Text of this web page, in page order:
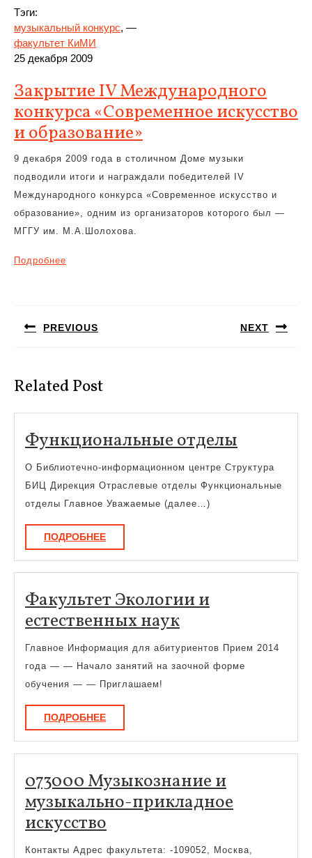
Тэги:
музыкальный конкурс, —
факультет КиМИ
25 декабря 2009
Закрытие IV Международного
конкурса «Современное искусство
и образование»
9 декабря 2009 года в столичном Доме музыки
подводили итоги и награждали победителей IV
Международного конкурса «Современное искусство и
образование», одним из организаторов которого был —
МГГУ им. М.А.Шолохова.
Подробнее
записям
PREVIOUS NEXT
Related Post
Функциональные отделы
отделы
О Библиотечно-информационном центре Структура
БИЦ Дирекция Отраслевые отделы Функциональные
отделы Главное Уважаемые (далее…)
ПОДРОБНЕЕПОДРОБНЕЕ
Факультет Экологии и
естественных наукФакультет
Экологии
и
Главное Информация для абитуриентов Прием 2014
года — — Начало занятий на заочной форме
обучения — — Приглашаем!
ПОДРОБНЕЕПОДРОБНЕЕ
073000 Музыкознание и
музыкально-прикладное
искусство
Музыкознание
Контакты Адрес факультета: -109052, Москва,